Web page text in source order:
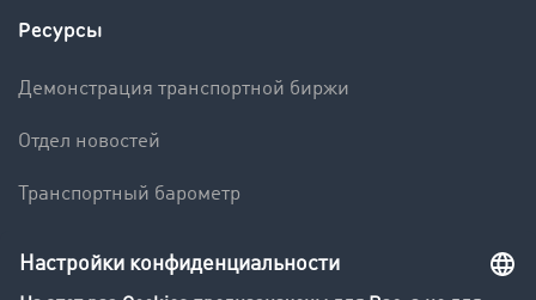
Ресурсы
Демонстрация транспортной биржи
Отдел новостей
Транспортный барометр